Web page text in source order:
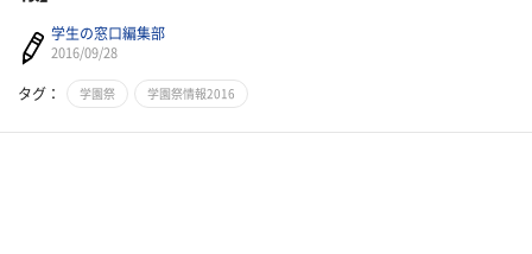
学生の窓口編集部
2016/09/28
タグ： 学園祭 学園祭情報2016